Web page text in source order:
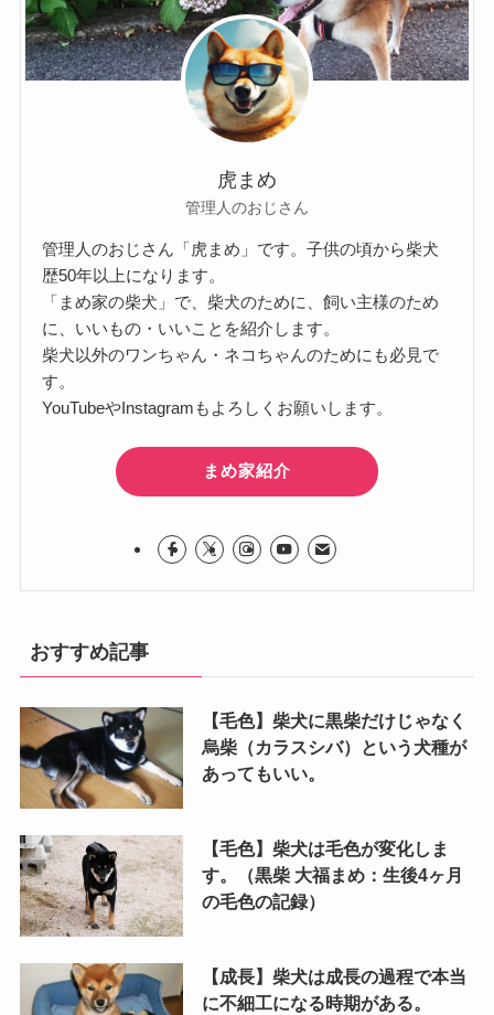
虎まめ
管理人のおじさん
管理人のおじさん「虎まめ」です。子供の頃から柴犬
歴50年以上になります。
「まめ家の柴犬」で、柴犬のために、飼い主様のため
に、いいもの・いいことを紹介します。
柴犬以外のワンちゃん・ネコちゃんのためにも必見で
す。
YouTubeやInstagramもよろしくお願いします。
まめ家紹介
おすすめ記事
【毛色】柴犬に黒柴だけじゃなく
烏柴（カラスシバ）という犬種が
あってもいい。
【毛色】柴犬は毛色が変化しま
す。（黒柴 大福まめ：生後4ヶ月
の毛色の記録）
【成長】柴犬は成長の過程で本当
に不細工になる時期がある。